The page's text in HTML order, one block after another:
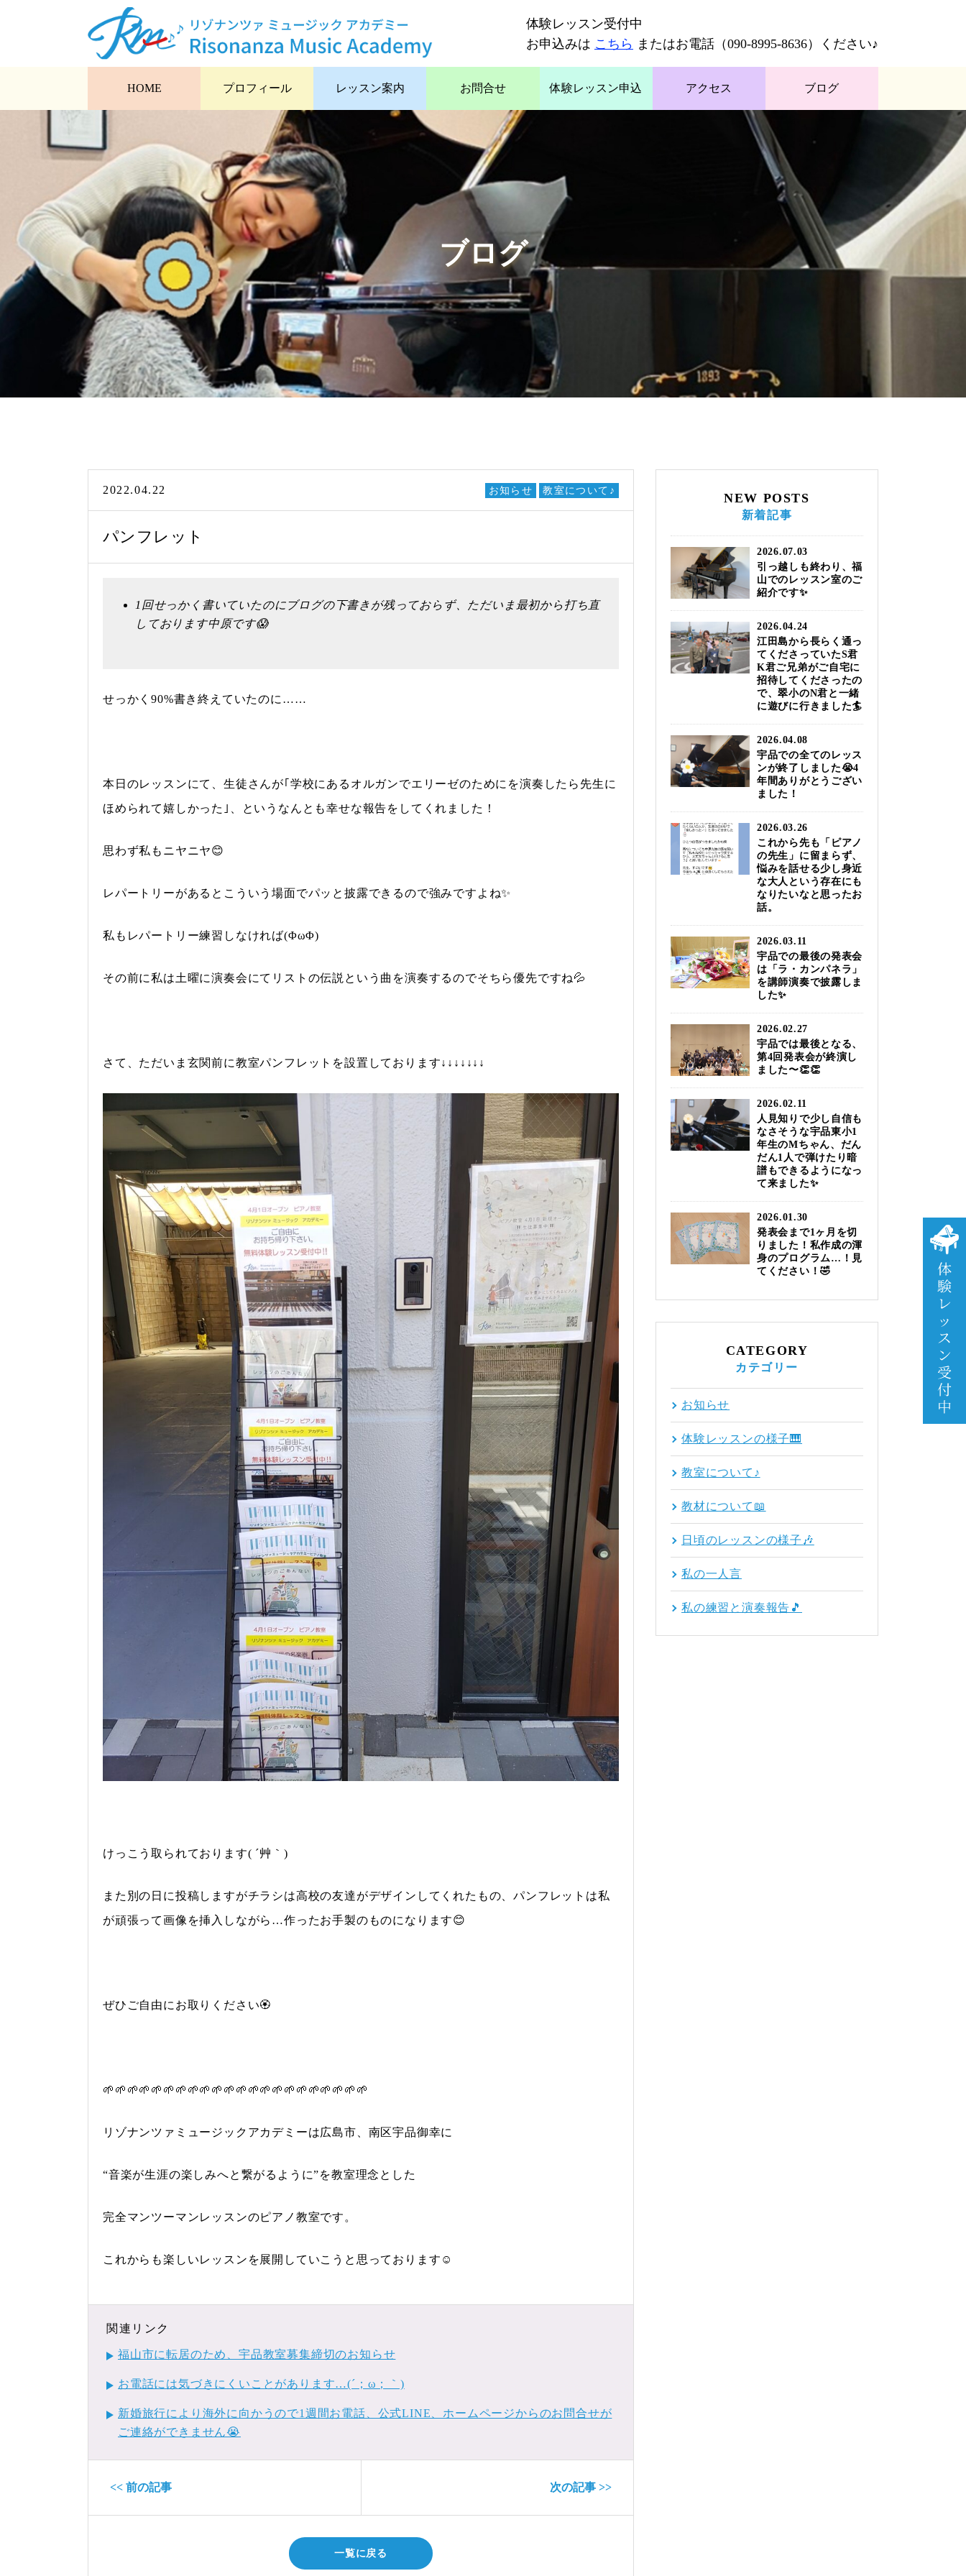
体験レッスン受付中
お申込みは こちら またはお電話（090-8995-8636）ください♪
HOME プロフィール レッスン案内 お問合せ 体験レッスン申込 アクセス ブログ
ブログ
2022.04.22 お知らせ 教室について♪
パンフレット
1回せっかく書いていたのにブログの下書きが残っておらず、ただいま最初から打ち直
しております中原です😱
せっかく90%書き終えていたのに……
本日のレッスンにて、生徒さんが｢学校にあるオルガンでエリーゼのためにを演奏したら先生に
ほめられて嬉しかった｣、というなんとも幸せな報告をしてくれました！
思わず私もニヤニヤ😊
レパートリーがあるとこういう場面でパッと披露できるので強みですよね✨
私もレパートリー練習しなければ(ΦωΦ)
その前に私は土曜に演奏会にてリストの伝説という曲を演奏するのでそちら優先ですね💦
さて、ただいま玄関前に教室パンフレットを設置しております↓↓↓↓↓↓↓
けっこう取られております( ´艸｀)
また別の日に投稿しますがチラシは高校の友達がデザインしてくれたもの、パンフレットは私
が頑張って画像を挿入しながら…作ったお手製のものになります😊
ぜひご自由にお取りください🏵
🌱🌱🌱🌱🌱🌱🌱🌱🌱🌱🌱🌱🌱🌱🌱🌱🌱🌱🌱🌱🌱🌱
リゾナンツァミュージックアカデミーは広島市、南区宇品御幸に
“音楽が生涯の楽しみへと繋がるように”を教室理念とした
完全マンツーマンレッスンのピアノ教室です。
これからも楽しいレッスンを展開していこうと思っております☺︎
関連リンク
福山市に転居のため、宇品教室募集締切のお知らせ
お電話には気づきにくいことがあります…(´；ω；｀)
新婚旅行により海外に向かうので1週間お電話、公式LINE、ホームページからのお問合せが
ご連絡ができません😭
<< 前の記事 次の記事 >>
一覧に戻る
NEW POSTS
新着記事
2026.07.03
引っ越しも終わり、福
山でのレッスン室のご
紹介です✨
2026.04.24
江田島から長らく通っ
てくださっていたS君
K君ご兄弟がご自宅に
招待してくださったの
で、翠小のN君と一緒
に遊びに行きました🏄️
2026.04.08
宇品での全てのレッス
ンが終了しました😭4
年間ありがとうござい
ました！
2026.03.26
これから先も「ピアノ
の先生」に留まらず、
悩みを話せる少し身近
な大人という存在にも
なりたいなと思ったお
話。
2026.03.11
宇品での最後の発表会
は「ラ・カンパネラ」
を講師演奏で披露しま
した✨
2026.02.27
宇品では最後となる、
第4回発表会が終演し
ました〜👏👏
2026.02.11
人見知りで少し自信も
なさそうな宇品東小1
年生のМちゃん、だん
だん1人で弾けたり暗
譜もできるようになっ
て来ました✨
2026.01.30
発表会まで1ヶ月を切
りました！私作成の渾
身のプログラム…！見
てください！🤣
CATEGORY
カテゴリー
お知らせ
体験レッスンの様子🎹
教室について♪
教材について📖
日頃のレッスンの様子🎶
私の一人言
私の練習と演奏報告🎵